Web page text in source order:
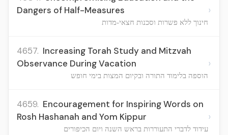
Dangers of Half-Measures
חינוך ללא פשרות וסכנות חצאי-מדות
›
4657. Increasing Torah Study and Mitzvah
Observance During Vacation
הוספה בלימוד התורה ובקיום המצות בימי חופש
›
4659. Encouragement for Inspiring Words on
Rosh Hashanah and Yom Kippur
עידוד לדברי התעוררות בראש השנה ויום הכיפורים
›